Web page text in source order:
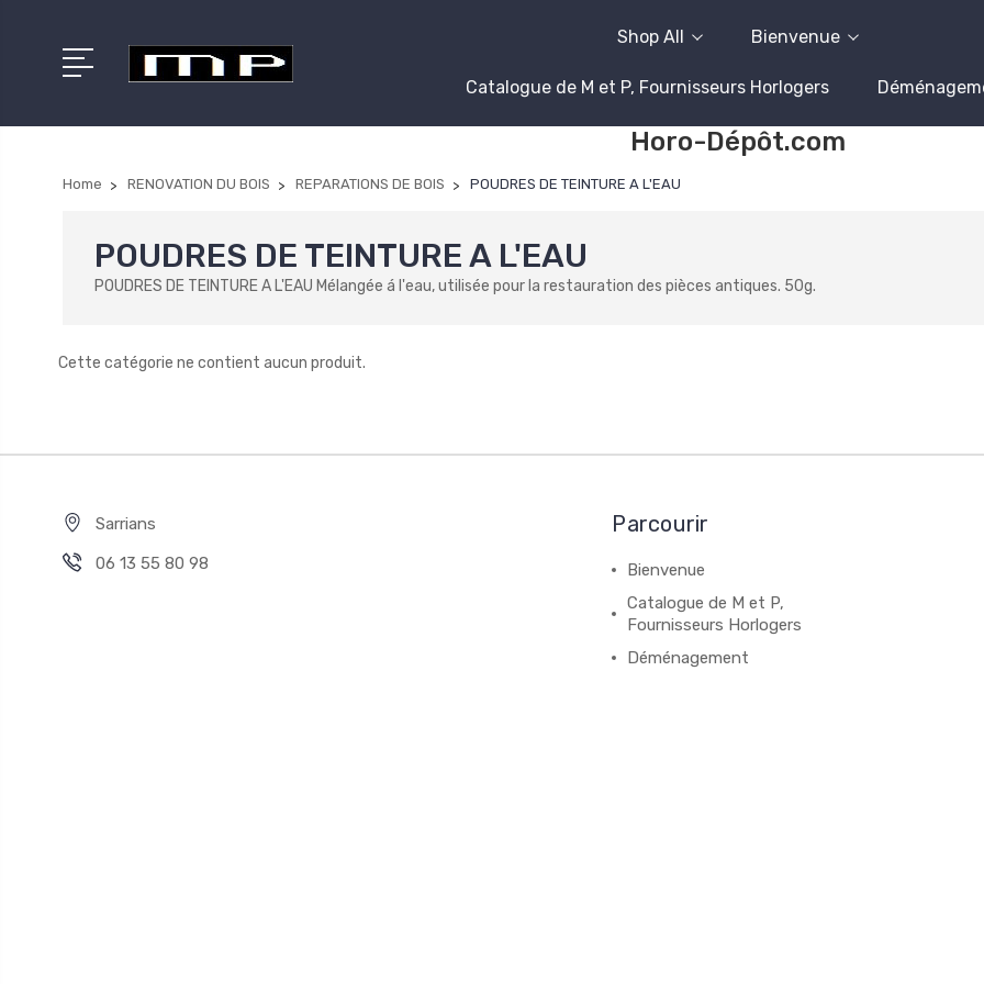
Shop All Bienvenue
Catalogue de M et P, Fournisseurs Horlogers
Horo-Dépôt.com
Home RENOVATION DU BOIS REPARATIONS DE BOIS POUDRES DE TEINTURE A L'EAU
POUDRES DE TEINTURE A L'EAU
POUDRES DE TEINTURE A L'EAU Mélangée á l'eau, utilisée pour la restauration des pièces antiques. 50g.
Cette catégorie ne contient aucun produit.
Sarrians
06 13 55 80 98
Parcourir
Bienvenue
Catalogue de M et P,
Fournisseurs Horlogers
Déménagement